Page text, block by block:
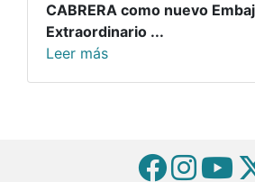
CABRERA como nuevo
Extraordinario ...
Leer más